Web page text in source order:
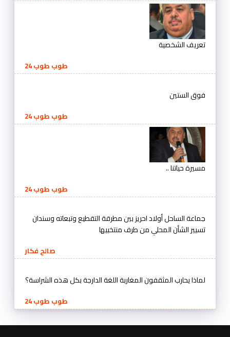
تعريف الشخصية
طوب طوب 24
فوق الستين
طوب طوب 24
مسيرة حياتنا ..
طوب طوب 24
جماعة الساحل أولاد احريز بين مطرقة التقطيع وتبعاته وسندان
تسيير الشأن المحلي من طرف منتخبيها
صالح فكار
لماذا يحارب المثقفون المغاربة اللغة الدارجة بكل هذه الشراسة؟
طوب طوب 24